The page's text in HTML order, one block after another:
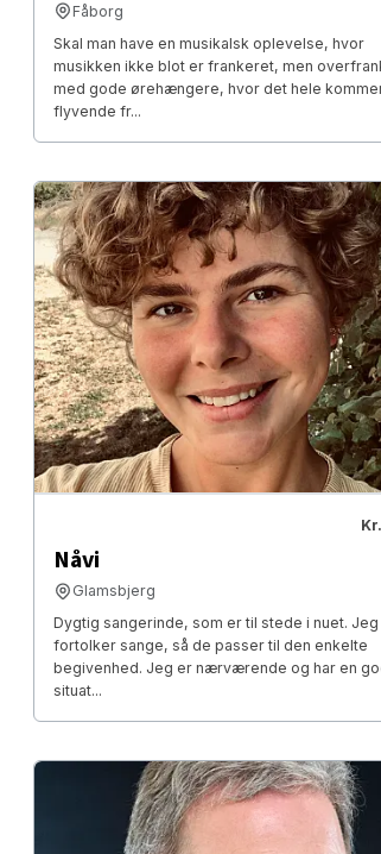
Fåborg
Skal man have en musikalsk oplevelse, hvor
musikken ikke blot er frankeret, men
med gode ørehængere, hvor det hele
flyvende fr...
Nåvi
Glamsbjerg
Dygtig sangerinde, som er til stede i nuet. Jeg
fortolker sange, så de passer til den enkelte
begivenhed. Jeg er nærværende og har en
situat...